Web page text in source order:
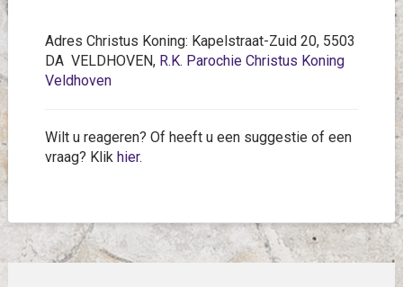
Adres Christus Koning: Kapelstraat-Zuid 20, 5503
DA VELDHOVEN, R.K. Parochie Christus Koning
Veldhoven
Wilt u reageren? Of heeft u een suggestie of een
vraag? Klik hier.